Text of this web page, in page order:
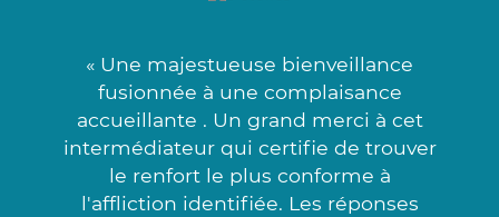
« Une majestueuse bienveillance
fusionnée à une complaisance
accueillante . Un grand merci à cet
intermédiateur qui certifie de trouver
le renfort le plus conforme à
l'affliction identifiée. Les réponses